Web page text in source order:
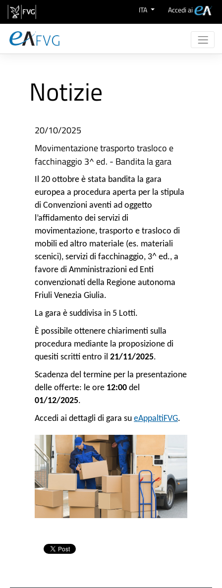
Skip to Content ITA Accedi ai
eProcurement
Aree Merceologiche
Notizie
20/10/2025
Movimentazione trasporto trasloco e
facchinaggio 3^ ed. - Bandita la gara
Il 20 ottobre è stata bandita la gara
europea a procedura aperta per la stipula
di Convenzioni aventi ad oggetto
l’affidamento dei servizi di
movimentazione, trasporto e trasloco di
mobili ed altro materiale (es. materiali
scenici), servizi di facchinaggio, 3^ ed., a
favore di Amministrazioni ed Enti
convenzionati della Regione autonoma
Friuli Venezia Giulia.
La gara è suddivisa in 5 Lotti.
È possibile ottenere chiarimenti sulla
procedura mediante la proposizione di
quesiti scritti entro il 21/11/2025.
Scadenza del termine per la presentazione
delle offerte: le ore 12:00 del
01/12/2025.
Accedi ai dettagli di gara su eAppaltiFVG.